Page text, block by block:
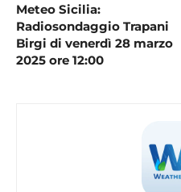
Meteo Sicilia:
Radiosondaggio Trapani
Birgi di venerdì 28 marzo
2025 ore 12:00